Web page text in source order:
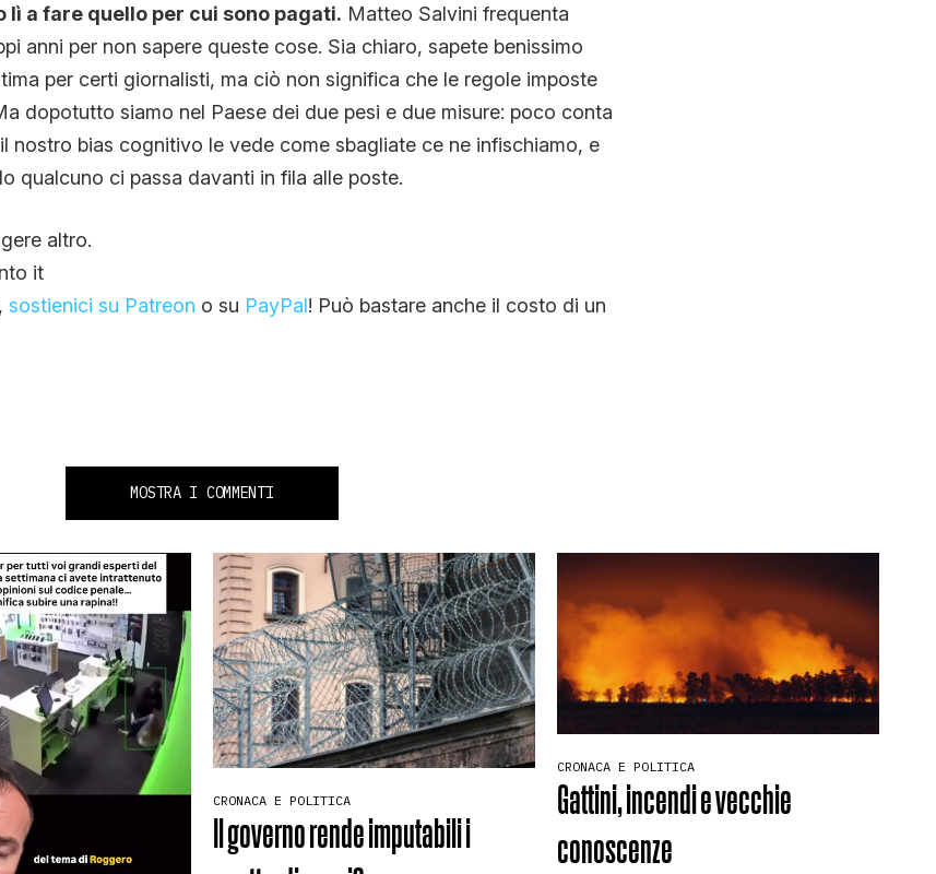
lì a fare quello per cui sono pagati. Matteo Salvini frequenta
anni per non sapere queste cose. Sia chiaro, sapete benissimo
per certi giornalisti, ma ciò non significa che le regole imposte
dopotutto siamo nel Paese dei due pesi e due misure: poco conta
nostro bias cognitivo le vede come sbagliate ce ne infischiamo, e
qualcuno ci passa davanti in fila alle poste.
altro.
it
sostienici su Patreon o su PayPal! Può bastare anche il costo di un
MOSTRA I COMMENTI
CRONACA E POLITICA
Il governo rende imputabili i
CRONACA E POLITICA
Gattini, incendi e vecchie
conoscenze